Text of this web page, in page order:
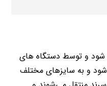
شود و توسط دستگاه های
و به سایزهای مختلف